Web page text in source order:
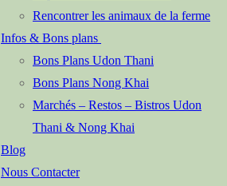
Rencontrer les animaux de la ferme
Infos & Bons plans
Bons Plans Udon Thani
Bons Plans Nong Khai
Marchés – Restos – Bistros Udon
Thani & Nong Khai
Blog
Nous Contacter